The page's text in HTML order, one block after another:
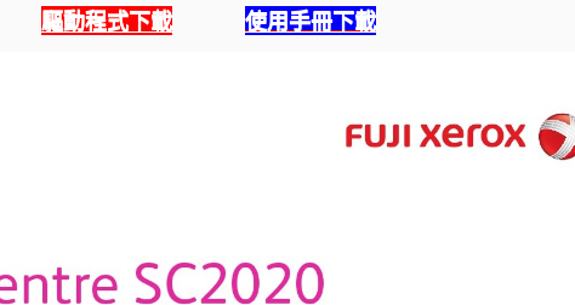
驅動程式下載 使用手冊下載